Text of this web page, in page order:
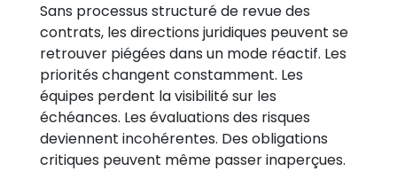
Sans processus structuré de revue des
contrats, les directions juridiques peuvent se
retrouver piégées dans un mode réactif. Les
priorités changent constamment. Les
équipes perdent la visibilité sur les
échéances. Les évaluations des risques
deviennent incohérentes. Des obligations
critiques peuvent même passer inaperçues.